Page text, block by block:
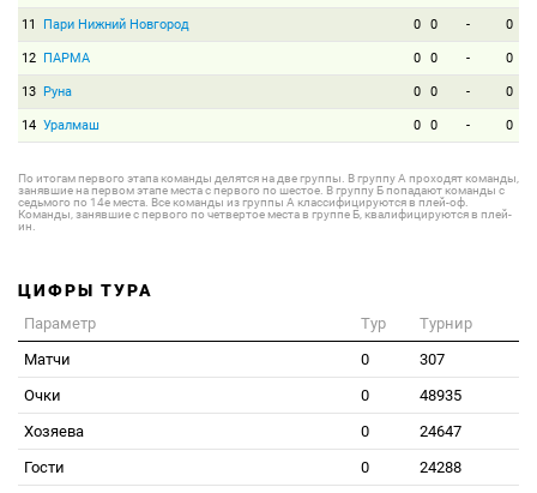
11 Пари Нижний Новгород 0 0 - 0
12 ПАРМА 0 0 - 0
13 Руна 0 0 - 0
14 Уралмаш 0 0 - 0
По итогам первого этапа команды делятся на две группы. В группу А проходят команды,
занявшие на первом этапе места с первого по шестое. В группу Б попадают команды с
седьмого по 14е места. Все команды из группы А классифицируются в плей-оф.
Команды, занявшие с первого по четвертое места в группе Б, квалифицируются в плей-
ин.
ЦИФРЫ ТУРА
Параметр Тур
Турнир
Матчи
0
307
Очки
0
48935
Хозяева
0
24647
Гости
0
24288